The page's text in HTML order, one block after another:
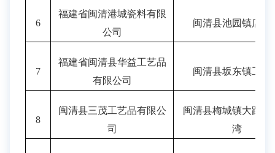
6
福建省闽清港城瓷料有限
公司
闽清县池园镇店前
7
福建省闽清县华益工艺品
有限公司
闽清县坂东镇工业
8
闽清县三茂工艺品有限公
司
闽清县梅城镇大路村
湾